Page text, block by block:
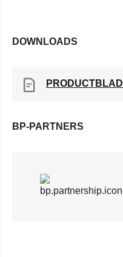
DOWNLOADS
PRODUCTBLAD
BP-PARTNERS